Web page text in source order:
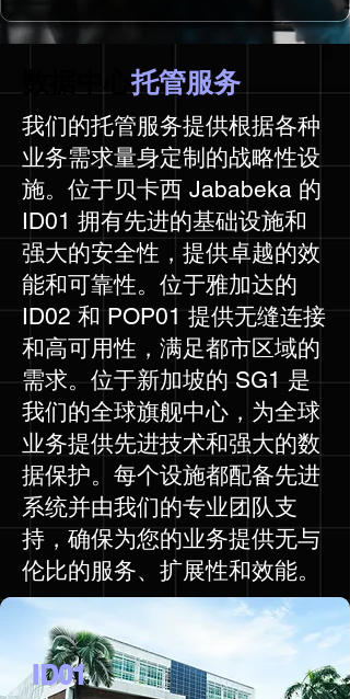
数据中心托管服务
我们的托管服务提供根据各种
业务需求量身定制的战略性设
施。位于贝卡西 Jababeka 的
ID01 拥有先进的基础设施和
强大的安全性，提供卓越的效
能和可靠性。位于雅加达的
ID02 和 POP01 提供无缝连接
和高可用性，满足都市区域的
需求。位于新加坡的 SG1 是
我们的全球旗舰中心，为全球
业务提供先进技术和强大的数
据保护。每个设施都配备先进
系统并由我们的专业团队支
持，确保为您的业务提供无与
伦比的服务、扩展性和效能。
ID01